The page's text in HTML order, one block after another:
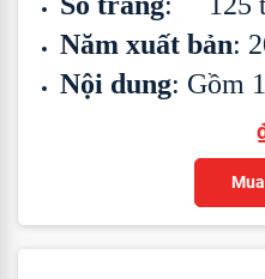
Năm xuất bản:
Nội dung: Gồm